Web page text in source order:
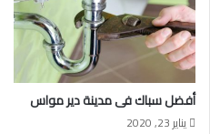
أفضل سباك فى مدينة دير مواس
يناير 23, 2020